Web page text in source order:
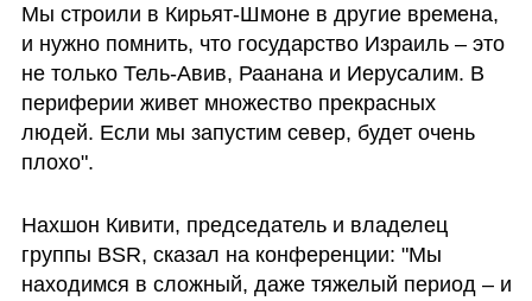
Мы строили в Кирьят-Шмоне в другие времена,
и нужно помнить, что государство Израиль – это
не только Тель-Авив, Раанана и Иерусалим. В
периферии живет множество прекрасных
людей. Если мы запустим север, будет очень
плохо".
Нахшон Кивити, председатель и владелец
группы BSR, сказал на конференции: "Мы
находимся в сложный, даже тяжелый период – и